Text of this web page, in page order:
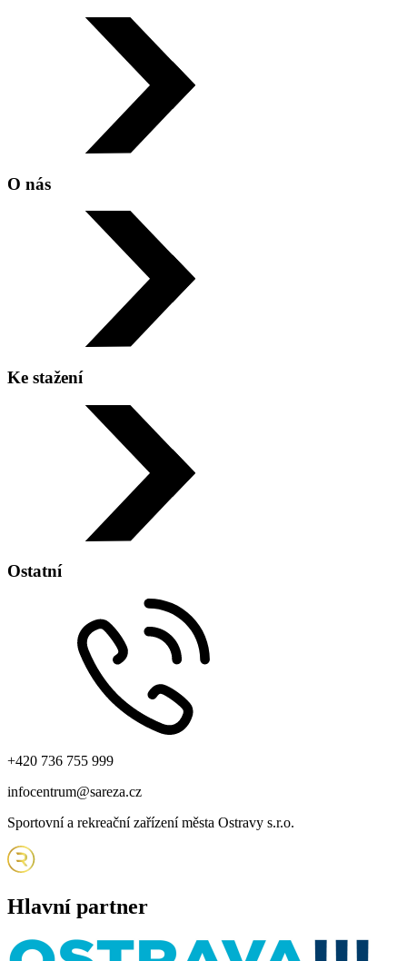
O nás
Ke stažení
Ostatní
+420 736 755 999
infocentrum@sareza.cz
Sportovní a rekreační zařízení města Ostravy s.r.o.
Hlavní partner